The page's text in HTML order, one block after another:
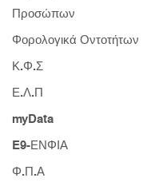
Προσώπων
Φορολογικά Οντοτήτων
Κ.Φ.Σ
Ε.Λ.Π
myData
E9-ΕΝΦΙΑ
Φ.Π.Α